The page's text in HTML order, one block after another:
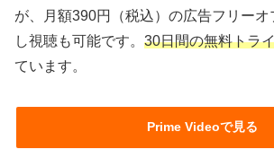
が、月額390円（税込）の広告フリー
し視聴も可能です。 30日間の無料トラ
ています。
Prime Videoで見る